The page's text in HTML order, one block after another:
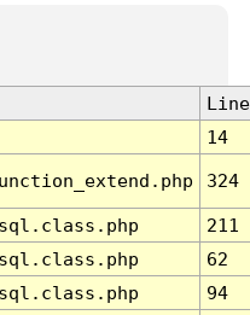
Line
14
324
211
62
94